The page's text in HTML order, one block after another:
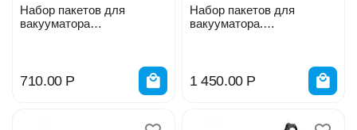
Набор пакетов для
вакууматора
710.00 Р
Набор пакетов для
вакууматора.
1 450.00 Р